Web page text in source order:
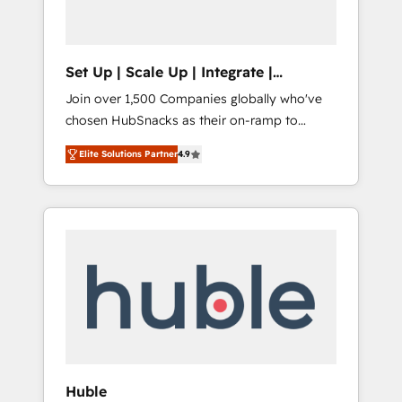
Set Up | Scale Up | Integrate |
HubSnacks FlexPlan
Join over 1,500 Companies globally who've
chosen HubSnacks as their on-ramp to
HubSpot since 2014 Simple pay-as-you-go
plans that accelerate value... 1️⃣ Set Up |
Onboarding New or Check-fixing existing
HubSpot portals 2️⃣ Scale Up | 100% HubSpot
API Integration project... ⬅️ Click "Contact
Business" ⬅️ to access 150+ Kickstart
Elite Solutions Partner4.9
Huble